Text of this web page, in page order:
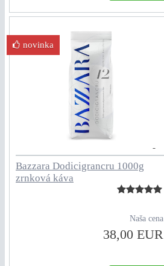
Bazzara Dodicigrancru 1000g
zrnková káva
Naša cena
38,00 EUR
novinka